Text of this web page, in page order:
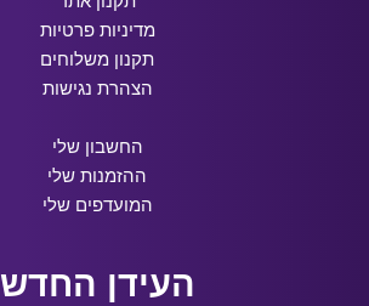
מדיניות פרטיות
תקנון משלוחים
הצהרת נגישות
החשבון שלי
ההזמנות שלי
המועדפים שלי
העידן החדש